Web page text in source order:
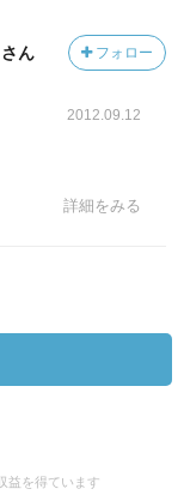
ん フォロー
2012.09.12
詳細をみる
益を得ています